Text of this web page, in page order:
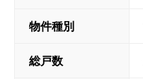
物件種別
総戸数